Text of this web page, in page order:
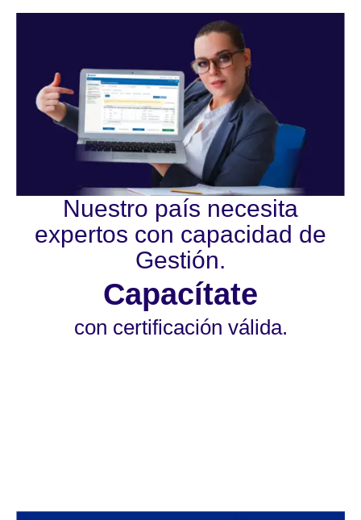
Nuestro país necesita
expertos con capacidad de
Gestión.
Capacítate
con certificación válida.